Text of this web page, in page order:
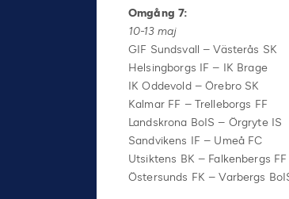
Omgång 7:
10-13 maj
GIF Sundsvall – Västerås SK
Helsingborgs IF – IK Brage
IK Oddevold – Örebro SK
Kalmar FF – Trelleborgs FF
Landskrona BoIS – Örgryte IS
Sandvikens IF – Umeå FC
Utsiktens BK – Falkenbergs FF
Östersunds FK – Varbergs